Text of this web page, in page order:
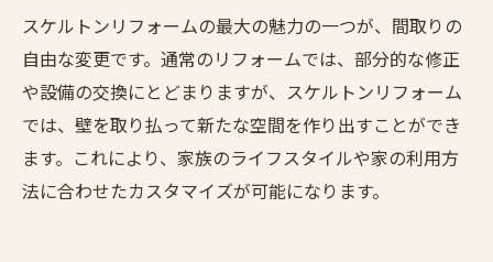
スケルトンリフォームの最大の魅力の一つが、間取りの
自由な変更です。通常のリフォームでは、部分的な修正
や設備の交換にとどまりますが、スケルトンリフォーム
では、壁を取り払って新たな空間を作り出すことができ
ます。これにより、家族のライフスタイルや家の利用方
法に合わせたカスタマイズが可能になります。